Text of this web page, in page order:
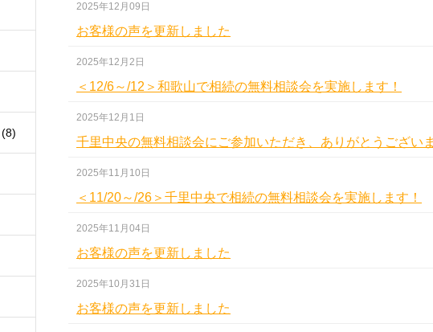
2025年12月09日
お客様の声を更新しました
2025年12月2日
＜12/6～/12＞和歌山で相続の無料相談会を実施します！
2025年12月1日
千里中央の無料相談会にご参加いただき、ありがとうござい
2025年11月10日
＜11/20～/26＞千里中央で相続の無料相談会を実施します！
2025年11月04日
お客様の声を更新しました
2025年10月31日
お客様の声を更新しました
(8)